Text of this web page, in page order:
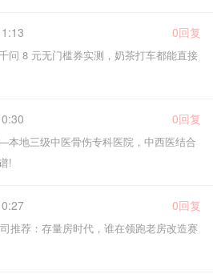
0回复
问 8 元无门槛券实测，奶茶打车都能直接
0回复
本地三级中医骨伤专科医院，中西医结合
!
0回复
推荐：存量房时代，谁在领跑老房改造赛